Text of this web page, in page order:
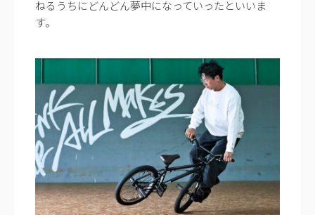
ねるうちにどんどん夢中になっていったといいま
す。